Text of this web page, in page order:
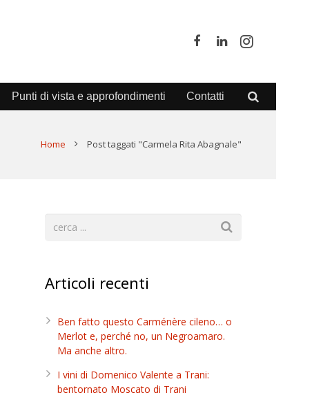
Punti di vista e approfondimenti Contatti
Home Post taggati "Carmela Rita Abagnale"
Articoli recenti
Ben fatto questo Carménère cileno… o
Merlot e, perché no, un Negroamaro.
Ma anche altro.
I vini di Domenico Valente a Trani:
bentornato Moscato di Trani